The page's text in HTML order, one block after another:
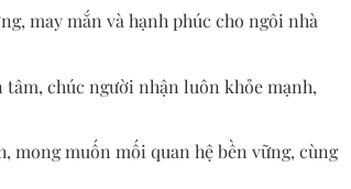
may mắn và hạnh phúc cho ngôi nhà
tâm, chúc người nhận luôn khỏe mạnh,
mong muốn mối quan hệ bền vững, cùng